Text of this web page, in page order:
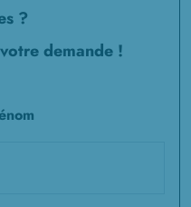
?
demande !